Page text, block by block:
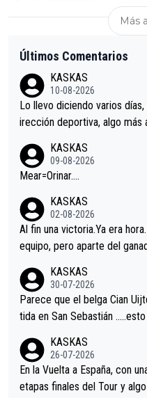
Más
Últimos Comentarios
KASKAS
10-08-2026
Lo llevo diciendo varios
irección deportiva,
KASKAS
09-08-2026
Mear=Orinar….
KASKAS
02-08-2026
Al fin una victoria.Ya era
equipo, pero aparte del
s.La única buena noticia es
astian.Si en la Vuelta a
er alguna sorpresa en la
KASKAS
30-07-2026
Parece que el belga Cian
tida en San Sebastián
KASKAS
26-07-2026
En la Vuelta a España, con
etapas finales del Tour y